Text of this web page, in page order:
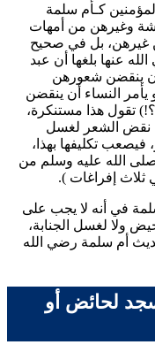
كـأم سلمة
وغيرهن من أمهات
غيرهن، بل في صحيح
عنها بلغها أن عبد
ينقضن شعورهن
يأمر النساء أن ينقضن
تقول هذا مستنكرة،
نقض الشعر لغسل
تكليفها بهذا،
الله عليه وسلم من
ثلاث إفراغات ).
في أنه لا يجب على
ولا لغسل الجنابة،
أم سلمة رضي الله
لحائض أو